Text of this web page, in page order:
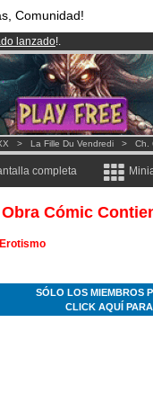
Comunidad!
lanzado!.
al mes!Hazte Premium ya
Cómics y Mangas!.
> La Fille Du Vendredi > Ch.
completa
Cómic
Erotismo
SÓLO LOS MIEMBROS
CLICK AQUÍ